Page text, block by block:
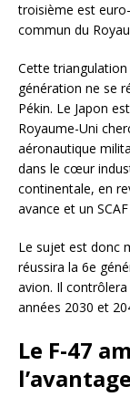
troisième est
commun du
Cette
génération ne se
Pékin. Le Japon
Royaume-Uni
aéronautique
dans le cœur
continentale, en
avance et un SCAF
Le sujet est donc
réussira la 6e
avion. Il contrôlera
années 2030 et
Le F-47